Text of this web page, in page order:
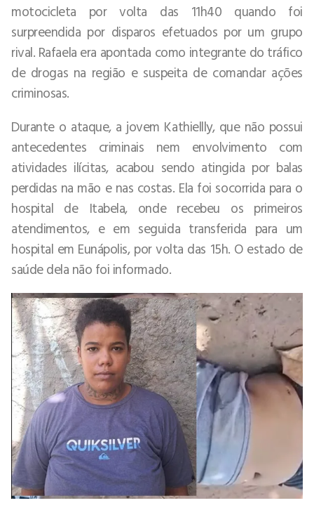
motocicleta por volta das 11h40 quando foi
surpreendida por disparos efetuados por um grupo
rival. Rafaela era apontada como integrante do tráfico
de drogas na região e suspeita de comandar ações
criminosas.
Durante o ataque, a jovem Kathiellly, que não possui
antecedentes criminais nem envolvimento com
atividades ilícitas, acabou sendo atingida por balas
perdidas na mão e nas costas. Ela foi socorrida para o
hospital de Itabela, onde recebeu os primeiros
atendimentos, e em seguida transferida para um
hospital em Eunápolis, por volta das 15h. O estado de
saúde dela não foi informado.